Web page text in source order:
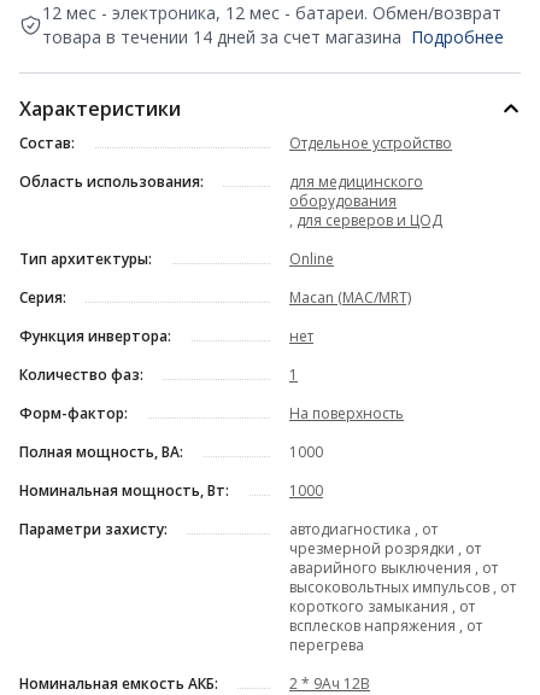
12 мес - электроника, 12 мес - батареи. Обмен/возврат
товара в течении 14 дней за счет магазина Подробнее
Характеристики
Состав:
Отдельное устройство
Область использования:
для медицинского
оборудования
, для серверов и ЦОД
Тип архитектуры:
Online
Серия:
Macan (MAC/MRT)
Функция инвертора:
нет
Количество фаз:
1
Форм-фактор:
На поверхность
Полная мощность, ВА:
1000
Номинальная мощность, Вт:
1000
Параметри захисту:
автодиагностика , от
чрезмерной розрядки , от
аварийного выключения , от
высоковольтных импульсов , от
короткого замыкания , от
всплесков напряжения , от
перегрева
Номинальная емкость АКБ:
2 * 9Ач 12В